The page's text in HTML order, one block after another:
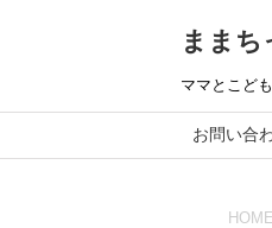
ままち
ママとこど
お問い合
HOME